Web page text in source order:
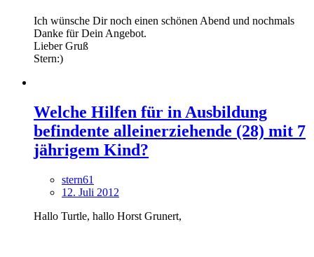
Ich wünsche Dir noch einen schönen Abend und nochmals
Danke für Dein Angebot.
Lieber Gruß
Stern:)
Welche Hilfen für in Ausbildung
befindente alleinerziehende (28) mit 7
jährigem Kind?
stern61
12. Juli 2012
Hallo Turtle, hallo Horst Grunert,